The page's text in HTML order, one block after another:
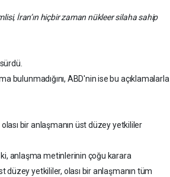
İran’ın hiçbir zaman nükleer silaha sahip
bulunmadığını, ABD'nin ise bu açıklamalarla
bir anlaşmanın üst düzey yetkililer
anlaşma metinlerinin çoğu karara
düzey yetkililer, olası bir anlaşmanın tüm